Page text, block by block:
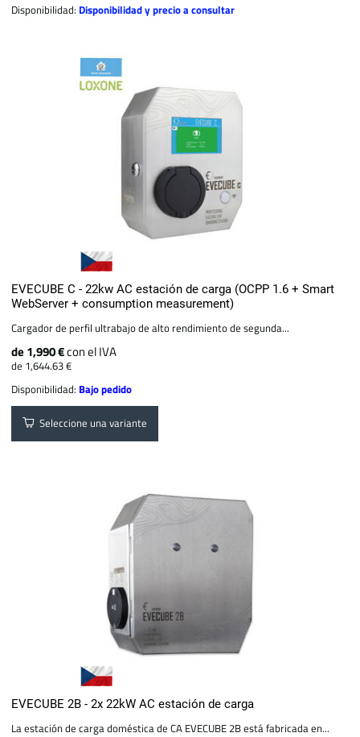
Disponibilidad: Disponibilidad y precio a consultar
EVECUBE C - 22kw AC estación de carga (OCPP 1.6 + Smart
WebServer + consumption measurement)
Cargador de perfil ultrabajo de alto rendimiento de segunda...
de 1,990 €con el IVA
de 1,644.63 €
Disponibilidad: Bajo pedido
Seleccione una variante
EVECUBE 2B - 2x 22kW AC estación de carga
La estación de carga doméstica de CA EVECUBE 2B está fabricada en...